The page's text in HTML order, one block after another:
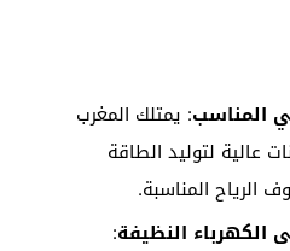
المناسب: يمتلك المغرب
عالية لتوليد الطاقة
الرياح المناسبة.
الكهرباء النظيفة: